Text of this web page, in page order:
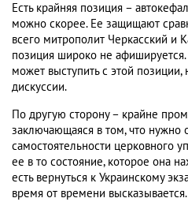
Есть крайняя позиция –
можно скорее. Ее защищают
всего митрополит Черкасский и
позиция широко не
может выступить с этой
дискуссии.
По другую сторону – крайне
заключающаяся в том, что нужно
самостоятельности церковного
ее в то состояние, которое она
есть вернуться к Украинскому
время от времени высказывается.